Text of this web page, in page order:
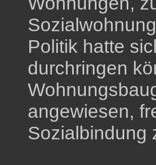
Politik hatte
durchringen
angewiesen,
Sozialbindung